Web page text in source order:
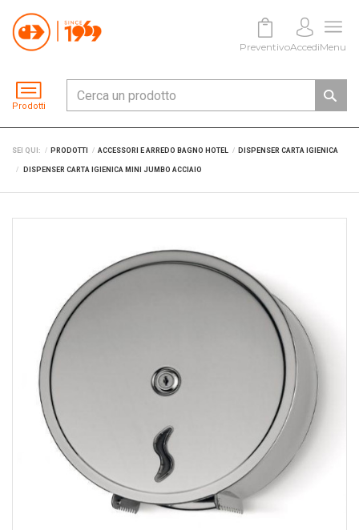
Prodotti
PreventivoAccediMenu
SEI QUI: PRODOTTI ACCESSORI E ARREDO BAGNO HOTEL DISPENSER CARTA IGIENICA
DISPENSER CARTA IGIENICA MINI JUMBO ACCIAIO